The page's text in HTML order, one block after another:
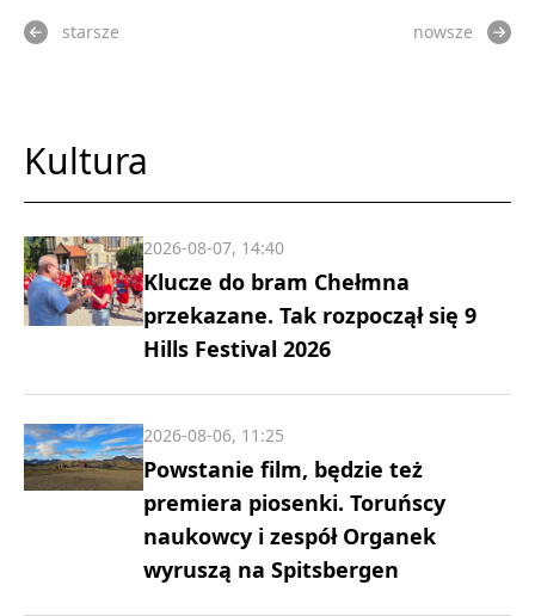
starsze nowsze
Kultura
Klucze do bram Chełmna
przekazane. Tak rozpoczął się 9
Hills Festival 2026
2026-08-07, 14:40
Powstanie film, będzie też
premiera piosenki. Toruńscy
naukowcy i zespół Organek
wyruszą na Spitsbergen
2026-08-06, 11:25